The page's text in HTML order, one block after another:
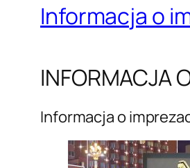
Informacja o
INFORMACJA
Informacja o